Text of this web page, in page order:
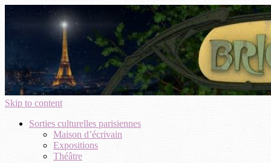
Skip to content
Sorties culturelles parisiennes
Maison d’écrivain
Expositions
Théâtre